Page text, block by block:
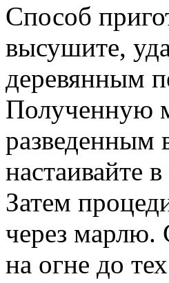
Способ
высушите,
деревянным
Полученную
разведенным
настаивайте
Затем
через марлю.
на огне до